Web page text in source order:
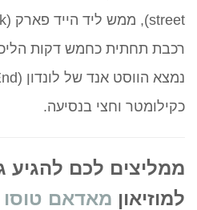
רכבת תחתית כחמש דקות
כקילומטר וחצי בנסיעה.
ממליצים לכם להגיע
למוזיאון מאדאם טוסו